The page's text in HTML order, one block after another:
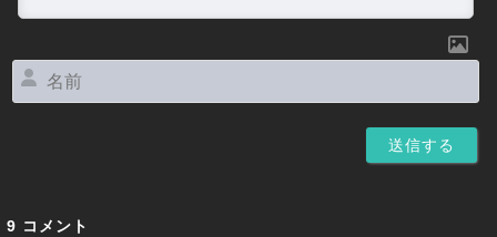
9 コメント